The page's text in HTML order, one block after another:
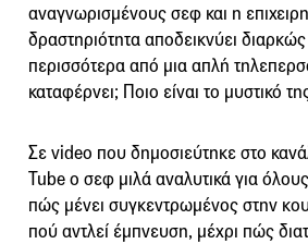
αναγνωρισμένους σεφ και η
δραστηριότητα αποδεικνύει διαρκώς
περισσότερα από μια απλή
καταφέρνει; Ποιο είναι το μυστικό
Σε video που δημοσιεύτηκε στο
Tube ο σεφ μιλά αναλυτικά για
πώς μένει συγκεντρωμένος στην
πού αντλεί έμπνευση, μέχρι πώς